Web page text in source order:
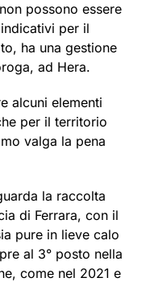
possono essere
per il
ha una gestione
ad Hera.
alcuni elementi
per il territorio
valga la pena
la raccolta
di Ferrara, con il
pure in lieve calo
al 3° posto nella
come nel 2021 e